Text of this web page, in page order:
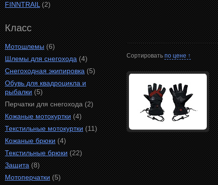
FINNTRAIL(2)
Класс
Мотошлемы(6)
Шлемы для снегохода(4)
Снегоходная экипировка(5)
Обувь для квадроцикла и
рыбалки(5)
Перчатки для снегохода (2)
Кожаные мотокуртки(4)
Текстильные мотокуртки(11)
Кожаные брюки(4)
Текстильные брюки(22)
Защита(8)
Мотоперчатки(5)
Сортироватьпо цене ↑